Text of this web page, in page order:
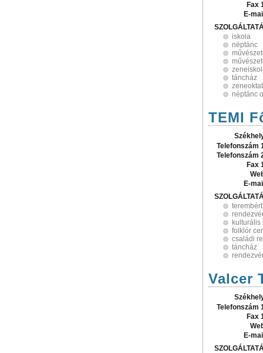
Fax
E-
iskola
néptánc
táncház
néptánc
TEMI
Telefonszám
Telefonszám
Fax
E-
folklór
családi
táncház
Valcer
Telefonszám
Fax
E-